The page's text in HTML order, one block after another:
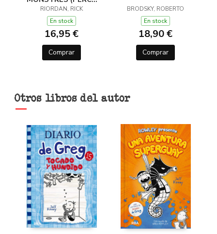
JACKSON I ELS DÉUS
DE L'OLIMP 2)
RIORDAN, RICK
En stock
16,95 €
Comprar
BRODSKY, ROBERTO
En stock
18,90 €
Comprar
Otros libros del autor